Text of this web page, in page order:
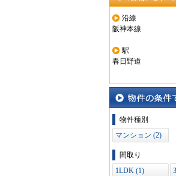
沿線・駅から探す
沿線
阪神本線
駅
春日野道
物件の条件で絞り
物件種別
マンション (2)
間取り
1LDK (1)